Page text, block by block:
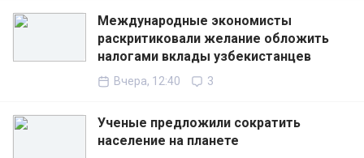
Международные экономисты
раскритиковали желание обложить
налогами вклады узбекистанцев
Вчера, 12:40 3
Ученые предложили сократить
население на планете